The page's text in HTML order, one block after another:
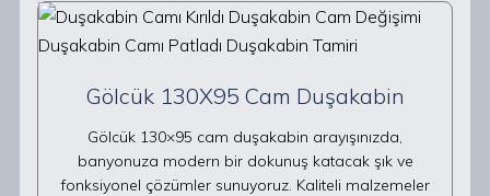
Gölcük 130X95 Cam Duşakabin
Gölcük 130×95 cam duşakabin arayışınızda,
banyonuza modern bir dokunuş katacak şık ve
fonksiyonel çözümler sunuyoruz. Kaliteli malzemeler